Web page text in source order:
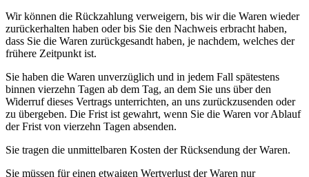
Wir können die Rückzahlung verweigern, bis wir die Waren wieder
zurückerhalten haben oder bis Sie den Nachweis erbracht haben,
dass Sie die Waren zurückgesandt haben, je nachdem, welches der
frühere Zeitpunkt ist.
Sie haben die Waren unverzüglich und in jedem Fall spätestens
binnen vierzehn Tagen ab dem Tag, an dem Sie uns über den
Widerruf dieses Vertrags unterrichten, an uns zurückzusenden oder
zu übergeben. Die Frist ist gewahrt, wenn Sie die Waren vor Ablauf
der Frist von vierzehn Tagen absenden.
Sie tragen die unmittelbaren Kosten der Rücksendung der Waren.
Sie müssen für einen etwaigen Wertverlust der Waren nur